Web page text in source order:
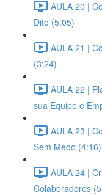
AULA 20 |
Dito (5:05)
AULA 21 |
(3:24)
AULA 22 |
sua Equipe e
AULA 23 |
Sem Medo (4:16)
AULA 24 |
Colaboradores